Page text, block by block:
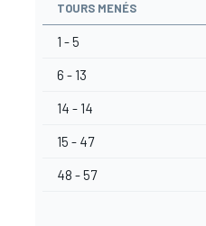
TOURS MENÉS
1 - 5
6 - 13
14 - 14
15 - 47
48 - 57